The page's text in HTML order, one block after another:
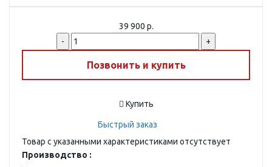
39 900 р.
-
+
Позвонить и купить
Купить
Быстрый заказ
Товар с указанными характеристиками отсутствует
Производство :